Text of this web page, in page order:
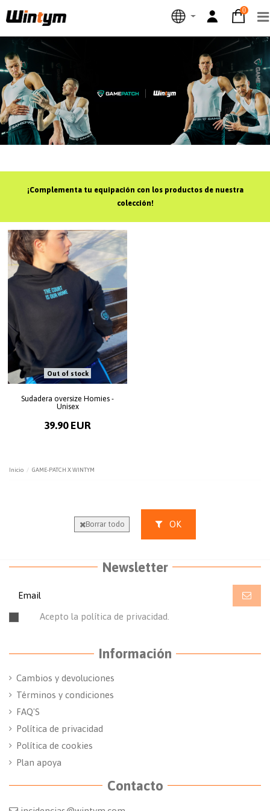
0
¡Complementa tu equipación con los productos de nuestra
colección!
Out of stock
Sudadera oversize Homies -
Unisex
39.90 EUR
Inicio GAME-PATCH X WINTYM
Borrar todo OK
Newsletter
Acepto la política de privacidad.
Información
Cambios y devoluciones
Términos y condiciones
FAQ'S
Política de privacidad
Política de cookies
Plan apoya
Contacto